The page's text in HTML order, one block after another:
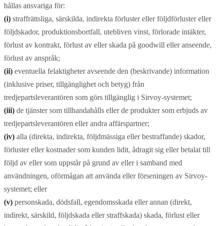
hållas ansvariga för:
(i) straffrättsliga, särskilda, indirekta förluster eller följdförluster eller
följdskador, produktionsbortfall, utebliven vinst, förlorade intäkter,
förlust av kontrakt, förlust av eller skada på goodwill eller anseende,
förlust av anspråk;
(ii) eventuella felaktigheter avseende den (beskrivande) information
(inklusive priser, tillgänglighet och betyg) från
tredjepartsleverantören som görs tillgänglig i Sirvoy-systemet;
(iii) de tjänster som tillhandahålls eller de produkter som erbjuds av
tredjepartsleverantören eller andra affärspartner;
(iv) alla (direkta, indirekta, följdmässiga eller bestraffande) skador,
förluster eller kostnader som kunden lidit, ådragit sig eller betalat till
följd av eller som uppstår på grund av eller i samband med
användningen, oförmågan att använda eller förseningen av Sirvoy-
systemet; eller
(v) personskada, dödsfall, egendomsskada eller annan (direkt,
indirekt, särskild, följdskada eller straffskada) skada, förlust eller